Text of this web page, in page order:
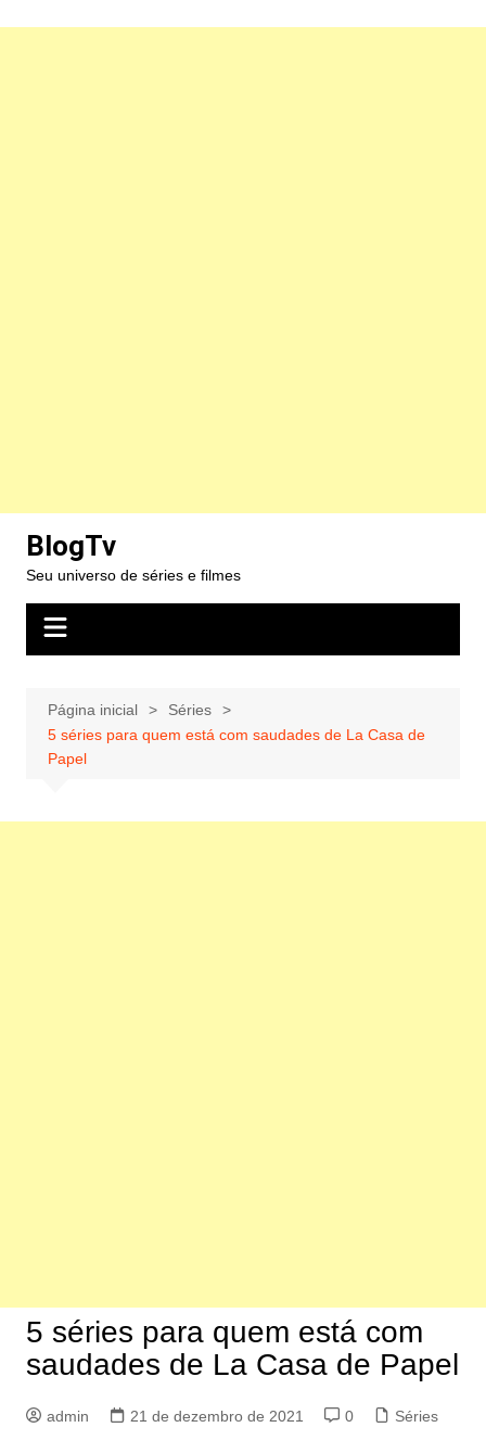
para
conteúdo
BlogTv
Seu universo de séries e filmes
Página inicial
Séries
5 séries para quem está com saudades de La Casa de
Papel
5 séries para quem está com
saudades de La Casa de Papel
admin 21 de dezembro de 2021 0 Séries